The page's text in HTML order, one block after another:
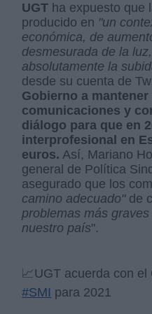
UGT ha expuesto que
producido en "un
económica, de
desmesurada de la
absolutamente la
desde su cuenta de
Gobierno a
comunicaciones y
diálogo para que en
interprofesional en
euros. Así, Mariano
general de Política
asegurado que los
camino adecuado"de
problemas más
nuestro país".
📈UGT acuerda con el
#SMI para 2021